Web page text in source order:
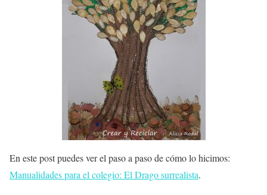
En este post puedes ver el paso a paso de cómo lo hicimos:
Manualidades para el colegio: El Drago surrealista.